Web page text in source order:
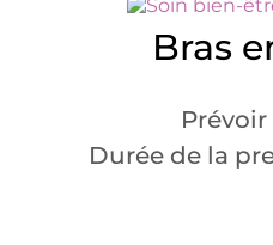
Bras
Prévoir
Durée de la